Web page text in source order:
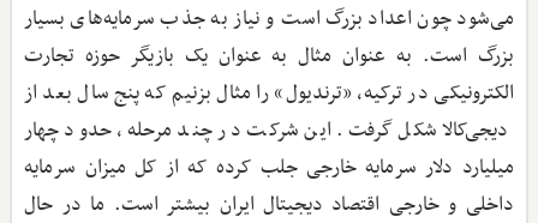
می‌شود چون اعداد بزرگ است و نیاز به جذب سرمایه‌های بسیار
بزرگ است. به عنوان مثال به عنوان یک بازیگر حوزه تجارت
الکترونیکی در ترکیه، «ترندیول» را مثال بزنیم که پنج سال بعد از
دیجی‌کالا شکل گرفت. این شرکت در چند مرحله، حدود چهار
میلیارد دلار سرمایه خارجی جلب کرده که از کل میزان سرمایه
داخلی و خارجی اقتصاد دیجیتال ایران بیشتر است. ما در حال